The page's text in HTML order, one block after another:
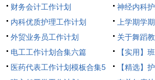
财务会计工作计划
神经内科
内科优质护理工作计划
上学期学
外贸业务员工作计划
关于舞蹈
电工工作计划合集六篇
【实用】
七篇
医药代表工作计划模板合集5
【精选】